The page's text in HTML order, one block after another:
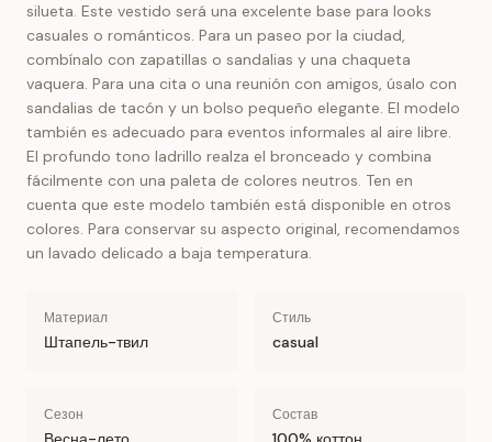
silueta. Este vestido será una excelente base para looks
casuales o románticos. Para un paseo por la ciudad,
combínalo con zapatillas o sandalias y una chaqueta
vaquera. Para una cita o una reunión con amigos, úsalo con
sandalias de tacón y un bolso pequeño elegante. El modelo
también es adecuado para eventos informales al aire libre.
El profundo tono ladrillo realza el bronceado y combina
fácilmente con una paleta de colores neutros. Ten en
cuenta que este modelo también está disponible en otros
colores. Para conservar su aspecto original, recomendamos
un lavado delicado a baja temperatura.
Материал
Штапель-твил
Стиль
casual
Сезон Состав